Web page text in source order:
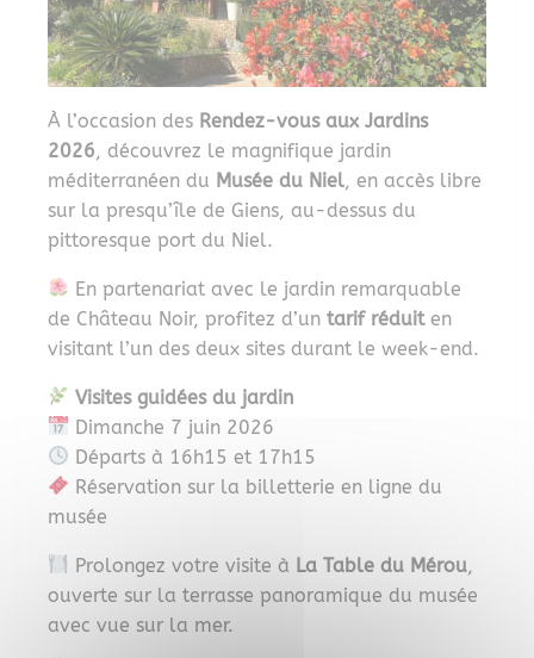
À l’occasion des Rendez-vous aux Jardins
2026, découvrez le magnifique jardin
méditerranéen du Musée du Niel, en accès libre
sur la presqu’île de Giens, au-dessus du
pittoresque port du Niel.
En partenariat avec le jardin remarquable
de Château Noir, profitez d’un tarif réduiten
visitant l’un des deux sites durant le week-end.
Visites guidées du jardin
Dimanche 7 juin 2026
Départs à 16h15 et 17h15
Réservation sur la billetterie en ligne du
musée
Prolongez votre visite à La Table du Mérou,
ouverte sur la terrasse panoramique du musée
avec vue sur la mer.